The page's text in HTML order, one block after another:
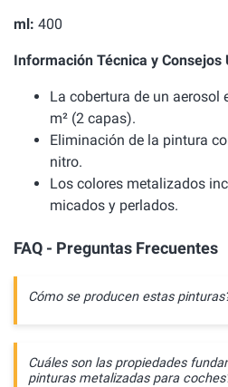
ml: 400
Información Técnica y Consejos
La cobertura de un aerosol
m² (2 capas).
Eliminación de la pintura
nitro.
Los colores metalizados
micados y perlados.
FAQ - Preguntas Frecuentes
Cómo se producen estas
Cuáles son las propiedades
pinturas metalizadas para